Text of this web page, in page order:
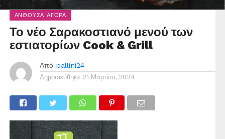
ΑΝΘΟΎΣΑ ΑΓΟΡΆ
Το νέο Σαρακοστιανό μενού των
εστιατορίων Cook & Grill
Από pallini24
Δημοσιεύθηκε 21 Μαρτίου, 2024